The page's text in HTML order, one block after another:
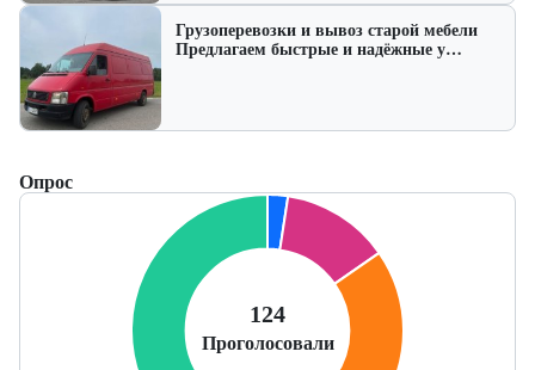
Грузоперевозки и вывоз старой мебели
Предлагаем быстрые и надёжные у…
Опрос